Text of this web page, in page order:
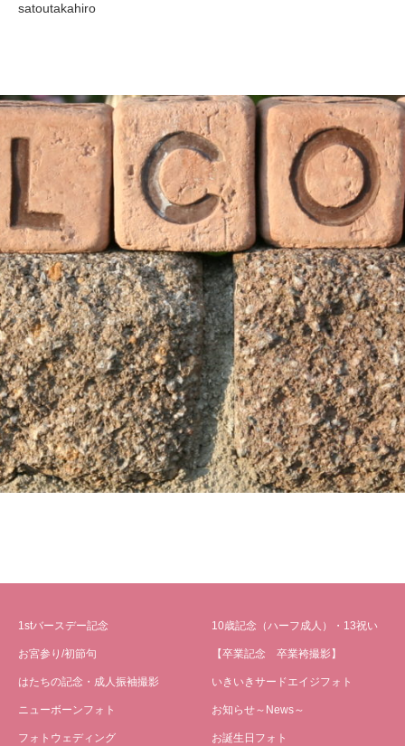
satoutakahiro
1stバースデー記念
お宮参り/初節句
はたちの記念・成人振袖撮影
ニューボーンフォト
フォトウェディング
10歳記念（ハーフ成人）・13祝い
【卒業記念 卒業袴撮影】
いきいきサードエイジフォト
お知らせ～News～
お誕生日フォト